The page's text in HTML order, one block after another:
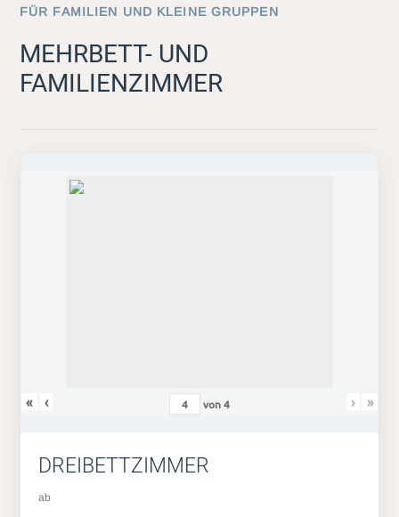
FÜR FAMILIEN UND KLEINE GRUPPEN
MEHRBETT- UND
FAMILIENZIMMER
« ‹ von4 › »
DREIBETTZIMMER
ab